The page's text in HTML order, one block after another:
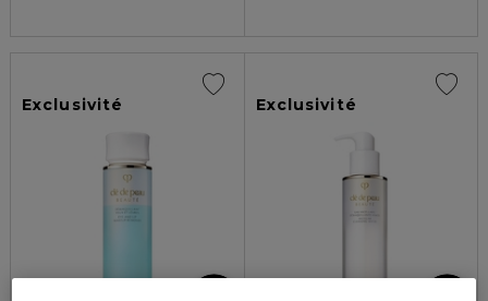
Exclusivité Exclusivité